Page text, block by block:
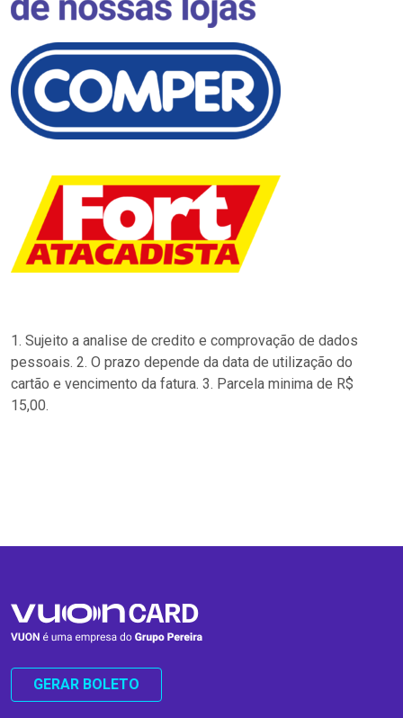
1. Sujeito a analise de credito e comprovação de dados
pessoais. 2. O prazo depende da data de utilização do
cartão e vencimento da fatura. 3. Parcela minima de R$
15,00.
GERAR BOLETO